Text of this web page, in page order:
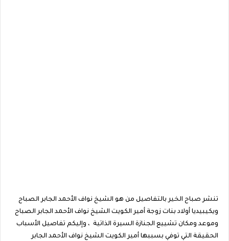
تنشر صباح الخير بالتفاصيل من هو الشيخ نواف الأحمد الجابر الصباح
ويكيبيديا أولاد بنات زوجة أمير الكويت الشيخ نواف الأحمد الجابر الصباح
وموعد ومكان تشييع الجنازة السيرة الذاتية ، وإليكم تفاصيل الأسباب
الحقيقة التي توفي بسببها أمير الكويت الشيخ نواف الأحمد الجابر